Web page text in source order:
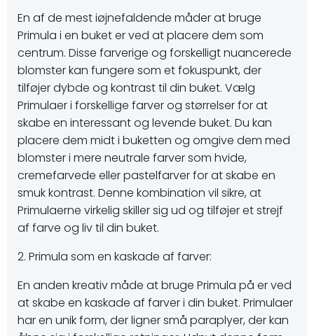
En af de mest iøjnefaldende måder at bruge
Primula i en buket er ved at placere dem som
centrum. Disse farverige og forskelligt nuancerede
blomster kan fungere som et fokuspunkt, der
tilføjer dybde og kontrast til din buket. Vælg
Primulaer i forskellige farver og størrelser for at
skabe en interessant og levende buket. Du kan
placere dem midt i buketten og omgive dem med
blomster i mere neutrale farver som hvide,
cremefarvede eller pastelfarver for at skabe en
smuk kontrast. Denne kombination vil sikre, at
Primulaerne virkelig skiller sig ud og tilføjer et strejf
af farve og liv til din buket.
2. Primula som en kaskade af farver:
En anden kreativ måde at bruge Primula på er ved
at skabe en kaskade af farver i din buket. Primulaer
har en unik form, der ligner små paraplyer, der kan